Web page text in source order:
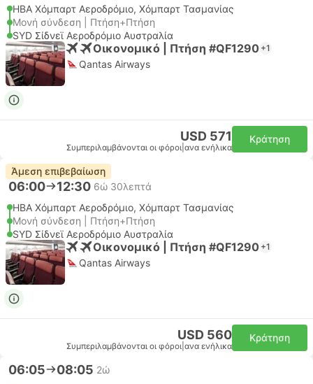
HBA Χόμπαρτ Αεροδρόμιο, Χόμπαρτ Τασμανίας
Μονή σύνδεση | Πτήση+Πτήση
SYD Σίδνεϊ Αεροδρόμιο Αυστραλία
Οικονομικό | Πτήση #QF1290 +1
Qantas Airways
USD 571
Συμπεριλαμβάνονται οι φόροι ανα ενήλικα
Κράτηση
Άμεση επιβεβαίωση
06:00 12:30 6ώ 30λεπτά
HBA Χόμπαρτ Αεροδρόμιο, Χόμπαρτ Τασμανίας
Μονή σύνδεση | Πτήση+Πτήση
SYD Σίδνεϊ Αεροδρόμιο Αυστραλία
Οικονομικό | Πτήση #QF1290 +1
Qantas Airways
USD 560
Συμπεριλαμβάνονται οι φόροι ανα ενήλικα
Κράτηση
06:05 08:05 2ώ